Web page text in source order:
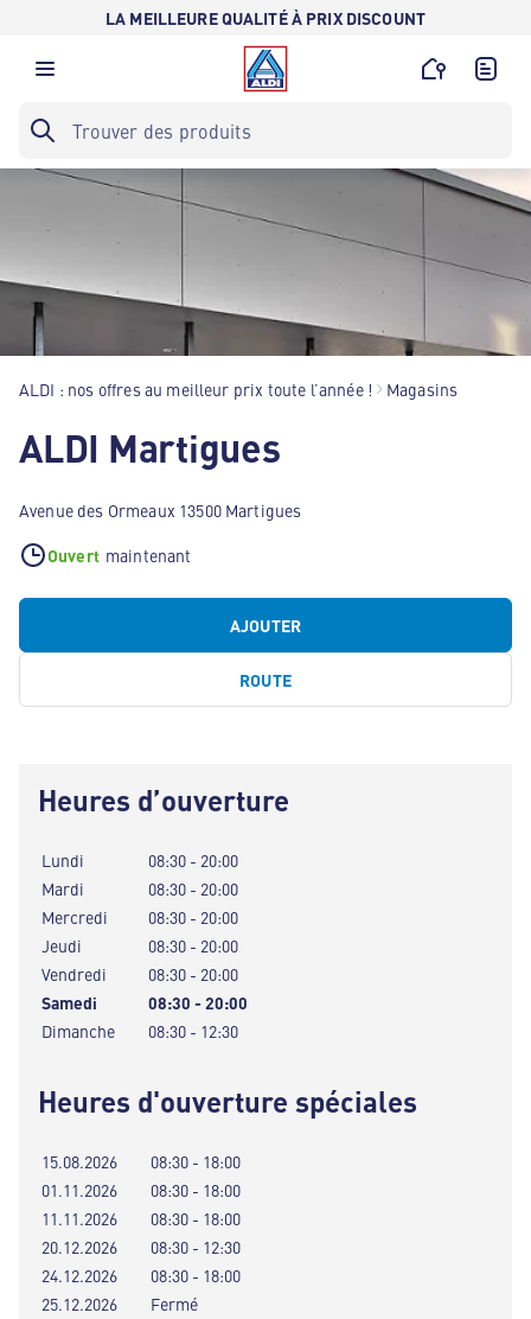
LA MEILLEURE QUALITÉ À PRIX DISCOUNT
ALDI : nos offres au meilleur prix toute l’année ! Magasins
ALDI Martigues
Avenue des Ormeaux 13500 Martigues
Ouvert maintenant
AJOUTER
ROUTE
Heures d’ouverture
Lundi
08:30 - 20:00
Mardi
08:30 - 20:00
Mercredi
08:30 - 20:00
Jeudi
08:30 - 20:00
Vendredi
08:30 - 20:00
Samedi
08:30 - 20:00
Dimanche
08:30 - 12:30
Heures d'ouverture spéciales
15.08.2026
08:30 - 18:00
01.11.2026
08:30 - 18:00
11.11.2026
08:30 - 18:00
20.12.2026
08:30 - 12:30
24.12.2026
08:30 - 18:00
25.12.2026
Fermé